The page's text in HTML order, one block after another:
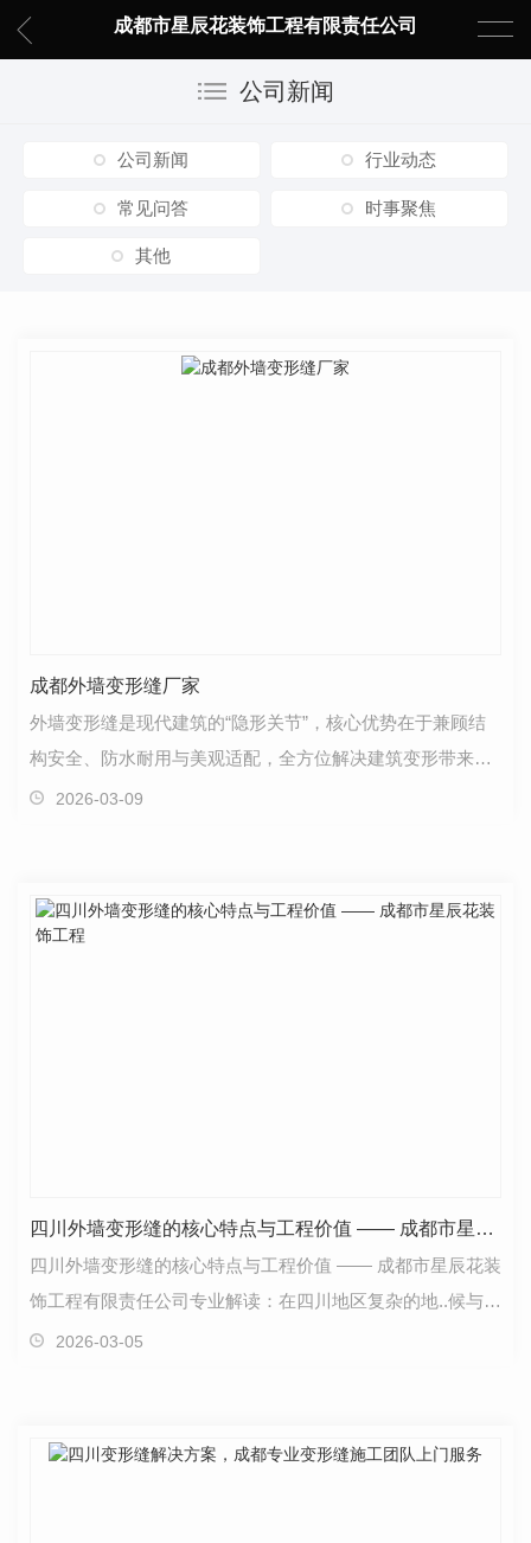
成都市星辰花装饰工程有限责任公司
公司新闻
公司新闻 行业动态
常见问答 时事聚焦
其他
成都外墙变形缝厂家
外墙变形缝是现代建筑的“隐形关节”，核心优势在于兼顾结
构安全、防水耐用与美观适配，全方位解决建筑变形带来的
各类隐患，适配各类建筑场景。产品严格遵循国标图…
2026-03-09
四川外墙变形缝的核心特点与工程价值 —— 成都市星辰花装饰工程
四川外墙变形缝的核心特点与工程价值 —— 成都市星辰花装
饰工程有限责任公司专业解读：在四川地区复杂的地..候与建
筑工程环境中，四川外墙变形缝已成为现代建筑不…
2026-03-05